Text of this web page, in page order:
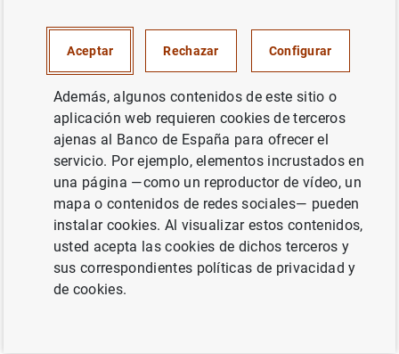
SerranoyErnesto Villanueva
FINANZAS DE LOS HOGARES
MÉTODOS CUANTITATIVOS
CONSUMO Y AHORRO SALARIOS
Publicado en: SERIEs.Volume 10, November
2019, Pages 211-249
Aceptar Rechazar Configurar
Además, algunos contenidos de este sitio o
aplicación web requieren cookies de terceros
ajenas al Banco de España para ofrecer el
servicio. Por ejemplo, elementos incrustados en
una página —como un reproductor de vídeo, un
mapa o contenidos de redes sociales— pueden
instalar cookies. Al visualizar estos contenidos,
usted acepta las cookies de dichos terceros y
sus correspondientes políticas de privacidad y
de cookies.